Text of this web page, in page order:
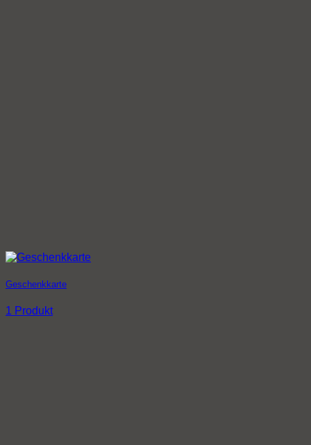
Geschenkkarte
1 Produkt